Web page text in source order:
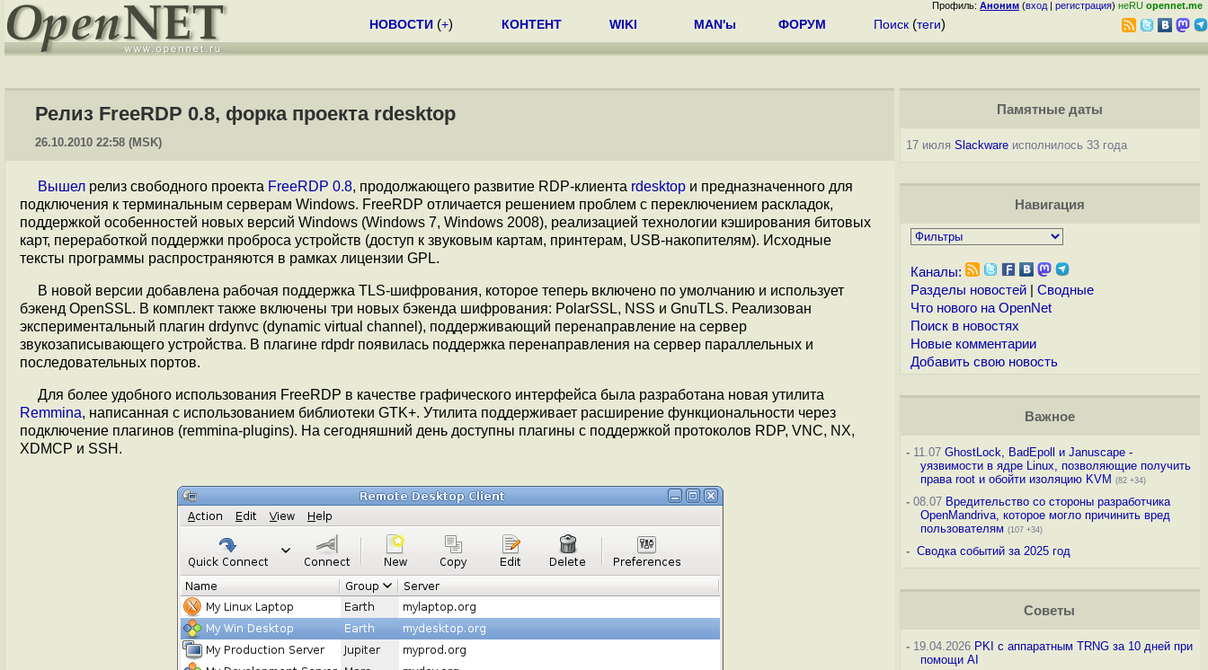
Профиль: Аноним (вход | регистрация) неRU opennet.me
НОВОСТИ (+) КОНТЕНТ WIKI MAN'ы ФОРУМ Поиск (теги)
Релиз FreeRDP 0.8, форка проекта rdesktop
26.10.2010 22:58 (MSK)
Вышел релиз свободного проекта FreeRDP 0.8, продолжающего развитие RDP-клиента rdesktop и предназначенного для
подключения к терминальным серверам Windows. FreeRDP отличается решением проблем с переключением раскладок,
поддержкой особенностей новых версий Windows (Windows 7, Windows 2008), реализацией технологии кэширования битовых
карт, переработкой поддержки проброса устройств (доступ к звуковым картам, принтерам, USB-накопителям). Исходные
тексты программы распространяются в рамках лицензии GPL.
В новой версии добавлена рабочая поддержка TLS-шифрования, которое теперь включено по умолчанию и использует
бэкенд OpenSSL. В комплект также включены три новых бэкенда шифрования: PolarSSL, NSS и GnuTLS. Реализован
экспериментальный плагин drdynvc (dynamic virtual channel), поддерживающий перенаправление на сервер
звукозаписывающего устройства. В плагине rdpdr появилась поддержка перенаправления на сервер параллельных и
последовательных портов.
Для более удобного использования FreeRDP в качестве графического интерфейса была разработана новая утилита
Remmina, написанная с использованием библиотеки GTK+. Утилита поддерживает расширение функциональности через
подключение плагинов (remmina-plugins). На сегодняшний день доступны плагины с поддержкой протоколов RDP, VNC, NX,
XDMCP и SSH.
Памятные даты
17 июля Slackwareисполнилось 33 года
Навигация
Каналы:
Разделы новостей| Сводные
Что нового на OpenNet
Поиск в новостях
Новые комментарии
Добавить свою новость
Важное
-11.07 GhostLock, BadEpoll и Januscape -
уязвимости в ядре Linux, позволяющие получить
права root и обойти изоляцию KVM (82 +34)
-08.07 Вредительство со стороны разработчика
OpenMandriva, которое могло причинить вред
пользователям (107 +34)
- Сводка событий за 2025 год
Советы
-19.04.2026 PKI с аппаратным TRNG за 10 дней при
помощи AI